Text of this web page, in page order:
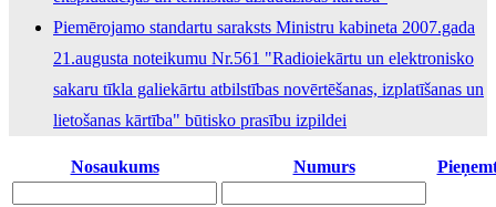
Piemērojamo standartu saraksts Ministru kabineta 2007.gada
21.augusta noteikumu Nr.561 "Radioiekārtu un elektronisko
sakaru tīkla galiekārtu atbilstības novērtēšanas, izplatīšanas un
lietošanas kārtība" būtisko prasību izpildei
Nosaukums Numurs